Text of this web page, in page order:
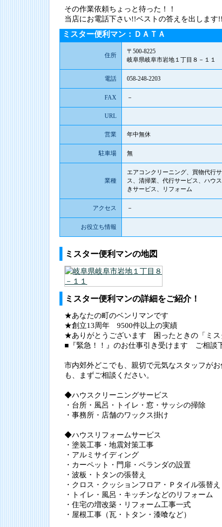
その作業依頼ちょっと待った！！
当店にお電話下さい!!ベストの答えを出します
ミスター便利マン：ＤＡＴＡ
住所
〒500-8225
岐阜県岐阜市岩地１丁目８－１１
電話 058-248-2203
FAX －
URL
営業 年中無休
駐車場 無
業種
エアコンクリーニング、買物代行
ス、清掃業、代行サービス、ハウ
きサービス、リフォーム
アクセス －
お役立ち情報
ミスター便利マンの地図
ミスター便利マンの詳細をご紹介！
★あなたの町のベンリマンです
★創立13周年 9500件以上の実績
★ありがとうございます 困ったときの「ミス
■『緊急！！』のお仕事引き受けます ご相談
市内郊外どこでも、親切で元気なスタッフが
も、まずご相談ください。
◆ハウスクリーニングサービス
・台所・風呂・トイレ・窓・サッシの掃除
・事務所・店舗のワックス掛け
◆ハウスリフォームサービス
・塗装工事・地震対策工事
・アルミサイディング
・カーペット・門扉・ベランダの設置
・波板・トタンの張替え
・クロス・クッションフロア・Ｐタイル張替え
・トイレ・風呂・キッチンなどのリフォーム
・住宅の増改築・リフォーム工事一式
・屋根工事（瓦・トタン・漆喰など）